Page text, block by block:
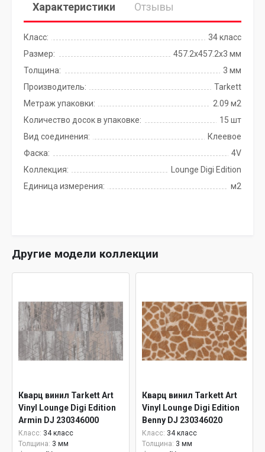
Характеристики Отзывы
Класс:
34 класс
Размер:
457.2x457.2х3 мм
Толщина:
3 мм
Производитель:
Tarkett
Метраж упаковки:
2.09 м2
Количество досок в упаковке:
15 шт
Вид соединения:
Клеевое
Фаска:
4V
Коллекция:
Lounge Digi Edition
Единица измерения:
м2
Другие модели коллекции
Кварц винил Tarkett Art
Vinyl Lounge Digi Edition
Armin DJ 230346000
Класс: 34 класс
Толщина: 3 мм
Кварц винил Tarkett Art
Vinyl Lounge Digi Edition
Benny DJ 230346020
Класс: 34 класс
Толщина: 3 мм